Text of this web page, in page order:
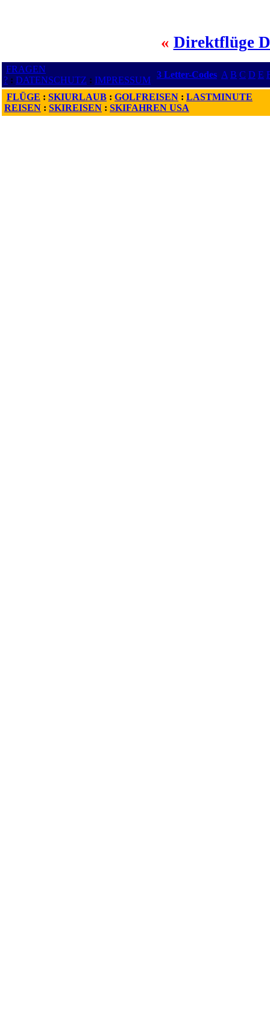
« Direktflüge
FRAGEN
? : DATENSCHUTZ : IMPRESSUM
3 Letter-Codes A B C D E
FLÜGE : SKIURLAUB : GOLFREISEN : LASTMINUTE
REISEN : SKIREISEN : SKIFAHREN USA